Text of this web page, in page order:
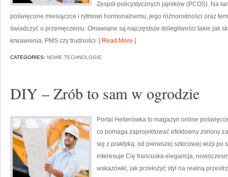
Zespół policystycznych jajników (PCOS). Na
poświęcone miesiączce i rytmowi hormonalnemu, jego różnorodności oraz
świadczyć o przemęczeniu. Omawiane są najczęstsze dolegliwości takie jak
krwawienia, PMS czy trudności [ Read More ]
CATEGORIES: NOWE TECHNOLOGIE
DIY – Zrób to sam w ogrodzie
Portal Hellerówka to magazyn online
co pomaga zaprojektować efektowny zielony
się z praktyką: od pierwszej szkicowej wizji po
interesuje Cię francuska elegancja,
wskazówki, jak przełożyć styl na realną